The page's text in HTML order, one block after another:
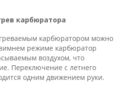
карбюратора
карбюратором можно
режиме карбюратор
воздухом, что
Переключение с летнего
одним движением руки.